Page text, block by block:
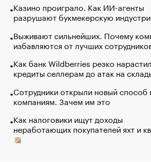
Казино проиграло. Как ИИ-агенты
разрушают букмекерскую
Выживают сильнейших. Почему
избавляются от лучших
Как банк Wildberries резко нарастил
кредиты селлерам до атак на
Сотрудники открыли новый способ
компаниям. Зачем им это
Как налоговики ищут доходы
неработающих покупателей яхт и